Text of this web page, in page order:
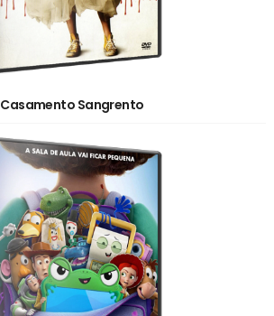
Casamento Sangrento